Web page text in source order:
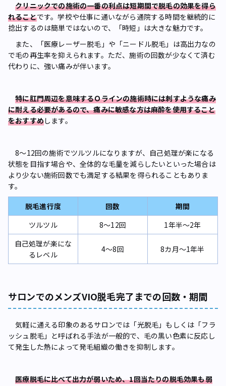
クリニックでの施術の一番の利点は短期間で脱毛の効果を得ら
れることです。学校や仕事に通いながら通院する時間を継続的に
捻出するのは簡単ではないので、「時短」は大きな魅力です。
また、「医療レーザー脱毛」や「ニードル脱毛」は高出力なの
で毛の再生率を抑えられます。ただ、施術の回数が少なくて済む
代わりに、強い痛みが伴います。
特に肛門周辺を意味するＯラインの施術時には刺すような痛み
に耐える必要があるので、痛みに敏感な方は麻酔を使用すること
をおすすめします。
8〜12回の施術でツルツルになりますが、自己処理が楽になる
状態を目指す場合や、全体的な毛量を減らしたいといった場合は
より少ない施術回数でも満足する結果を得られることもありま
す。
脱毛進行度
回数
期間
ツルツル
8〜12回
1年半〜2年
自己処理が楽にな
るレベル
4〜8回 8カ月〜1年半
サロンでのメンズVIO脱毛完了までの回数・期間
気軽に通える印象のあるサロンでは「光脱毛」もしくは「フラ
ッシュ脱毛」と呼ばれる手法が一般的で、毛の黒い色素に反応し
て発生した熱によって発毛組織の働きを抑制します。
医療脱毛に比べて出力が弱いため、1回当たりの脱毛効果も弱